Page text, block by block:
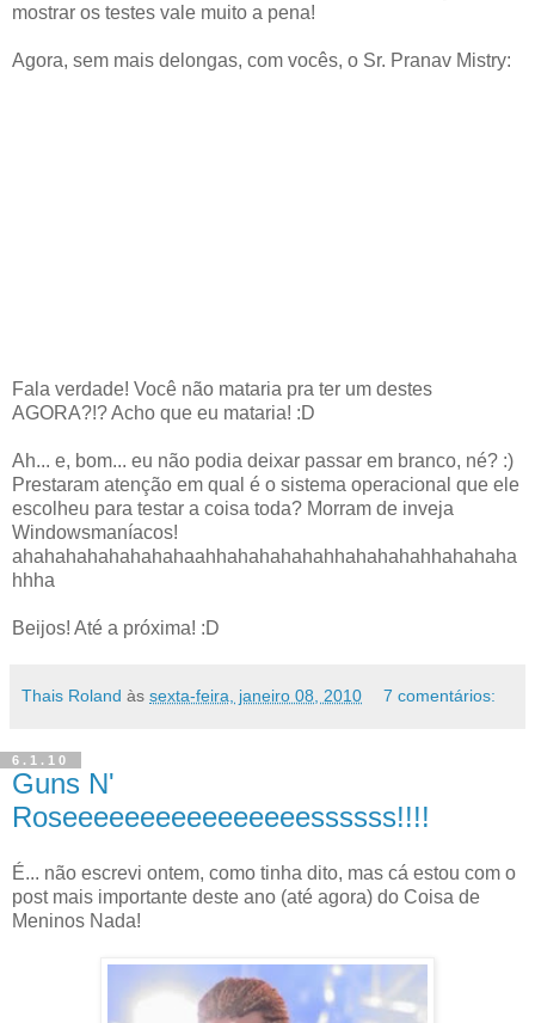
mostrar os testes vale muito a pena!
Agora, sem mais delongas, com vocês, o Sr. Pranav Mistry:
Fala verdade! Você não mataria pra ter um destes
AGORA?!? Acho que eu mataria! :D
Ah... e, bom... eu não podia deixar passar em branco, né? :)
Prestaram atenção em qual é o sistema operacional que ele
escolheu para testar a coisa toda? Morram de inveja
Windowsmaníacos!
ahahahahahahahahaahhahahahahahhahahahahhahahaha
hhha
Beijos! Até a próxima! :D
Thais Roland às sexta-feira, janeiro 08, 2010 7 comentários:
6.1.10
Guns N'
Roseeeeeeeeeeeeeeeessssss!!!!
É... não escrevi ontem, como tinha dito, mas cá estou com o
post mais importante deste ano (até agora) do Coisa de
Meninos Nada!